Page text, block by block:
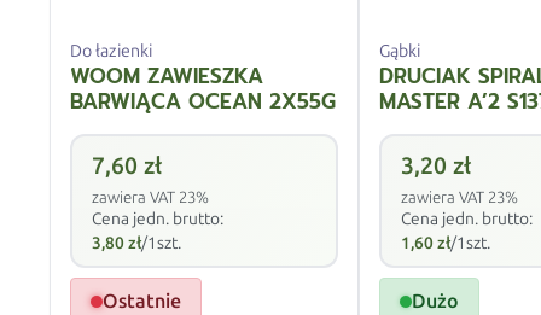
Do łazienki
WOOM ZAWIESZKA
BARWIĄCA OCEAN 2X55G
7,60 zł
zawiera VAT 23%
Cena jedn. brutto:
3,80zł/1szt.
Ostatnie
Gąbki
DRUCIAK
MASTER A’2
3,20 zł
zawiera VAT 23%
Cena jedn. brutto:
1,60zł/1szt.
Dużo